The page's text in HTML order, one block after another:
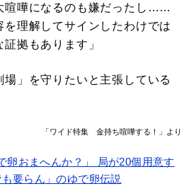
喧嘩になるのも嫌だったし……
を理解してサインしたわけでは
拠もあります」
」を守りたいと主張している
「ワイド特集 金持ち喧嘩する！」より
卵おまへんか？」 局が20個用意す
要らん」のゆで卵伝説